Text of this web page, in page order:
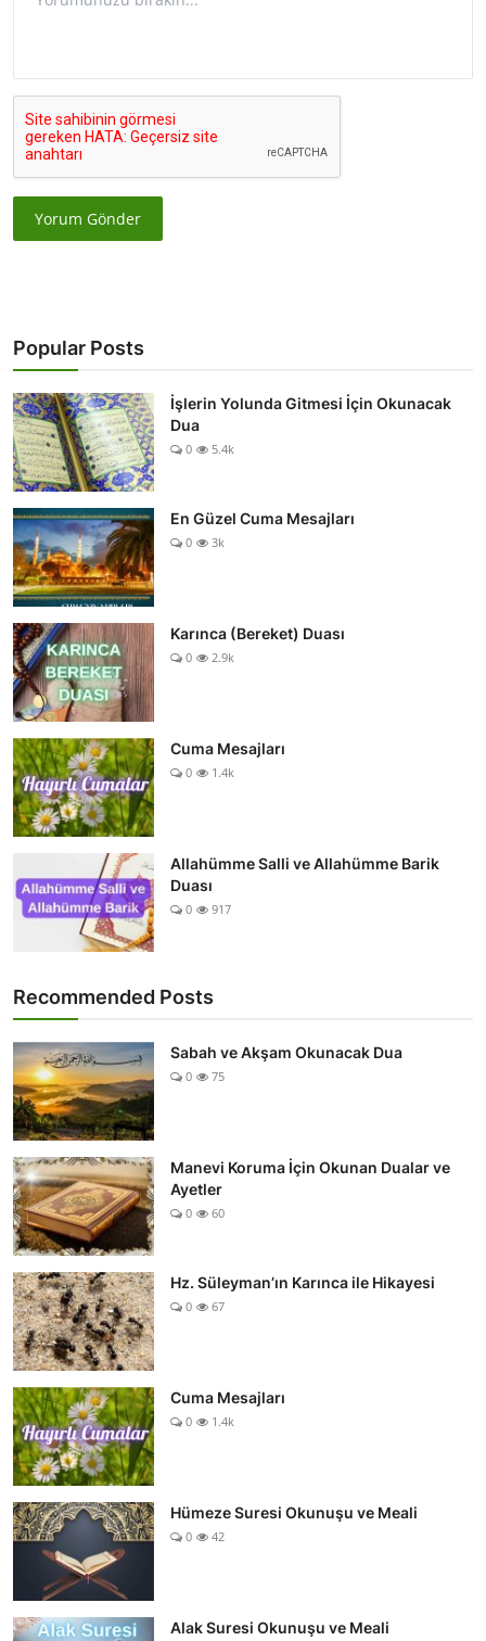
Yorum Gönder
Popular Posts
İşlerin Yolunda Gitmesi İçin Okunacak
Dua
0 5.4k
En Güzel Cuma Mesajları
0 3k
Karınca (Bereket) Duası
0 2.9k
Cuma Mesajları
0 1.4k
Allahümme Salli ve Allahümme Barik
Duası
0 917
Recommended Posts
Sabah ve Akşam Okunacak Dua
0 75
Manevi Koruma İçin Okunan Dualar ve
Ayetler
0 60
Hz. Süleyman’ın Karınca ile Hikayesi
0 67
Cuma Mesajları
0 1.4k
Hümeze Suresi Okunuşu ve Meali
0 42
Alak Suresi Okunuşu ve Meali